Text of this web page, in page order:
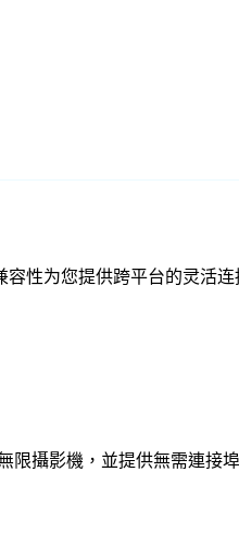
容性为您提供跨平台的灵活
攝影機，並提供無需連接